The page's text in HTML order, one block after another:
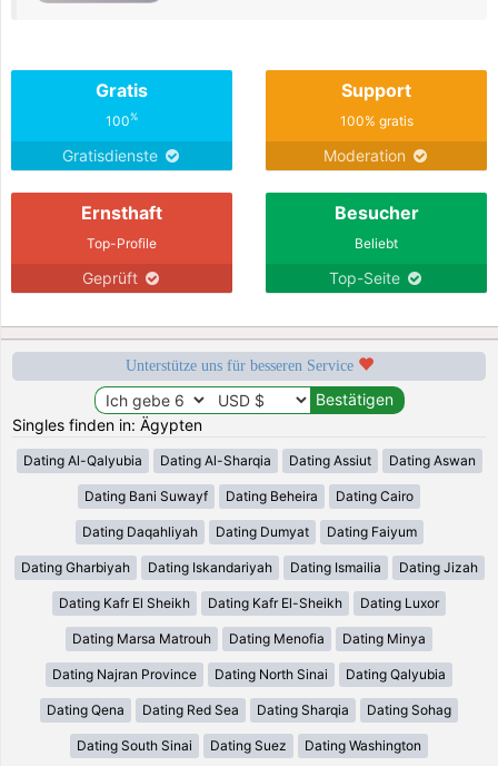
Gratis
100%
Gratisdienste
Support
100% gratis
Moderation
Ernsthaft
Top-Profile
Geprüft
Besucher
Beliebt
Top-Seite
Unterstütze uns für besseren Service
Singles finden in: Ägypten
Dating Al-Qalyubia Dating Al-Sharqia Dating Assiut Dating Aswan
Dating Bani Suwayf Dating Beheira Dating Cairo
Dating Daqahliyah Dating Dumyat Dating Faiyum
Dating Gharbiyah Dating Iskandariyah Dating Ismailia Dating Jizah
Dating Kafr El Sheikh Dating Kafr El-Sheikh Dating Luxor
Dating Marsa Matrouh Dating Menofia Dating Minya
Dating Najran Province Dating North Sinai Dating Qalyubia
Dating Qena Dating Red Sea Dating Sharqia Dating Sohag
Dating South Sinai Dating Suez Dating Washington